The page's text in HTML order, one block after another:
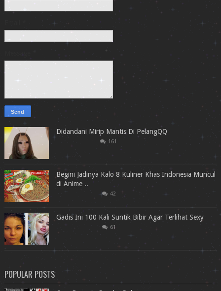
Email
Message
Didandani Mirip Mantis Di PelangQQ
161
Begini Jadinya Kalo 8 Kuliner Khas Indonesia Muncul
di Anime ..
42
Gadis Ini 100 Kali Suntik Bibir Agar Terlihat Sexy
61
POPULAR POSTS